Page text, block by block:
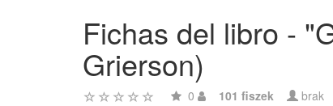
Fichas del libro -
Grierson)
0 101 fiszek brak